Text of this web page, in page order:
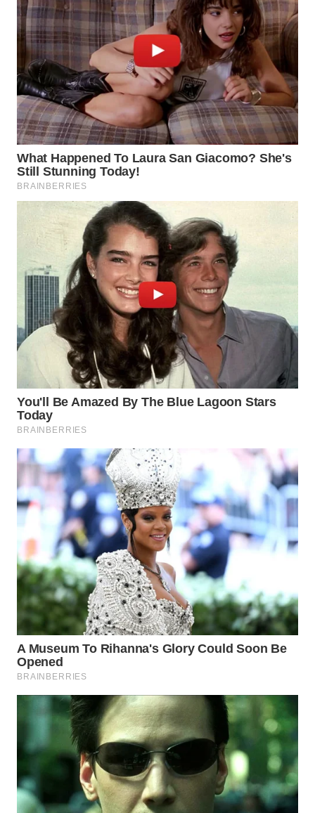
SURABAYA
WN
NATUNA
WN
BINTAN
WN
MANDALIKA
WN
LABUANBAJO
WN
BORNEO
Wahana
Group
WAHANA
NEWS
WAHANA
TANI
WAHANA
ADVOKAT
WAHANA
INFRASTRUKTUR
WAHANA
KONSUMEN
WAHANA
TRAVEL
WAHANA